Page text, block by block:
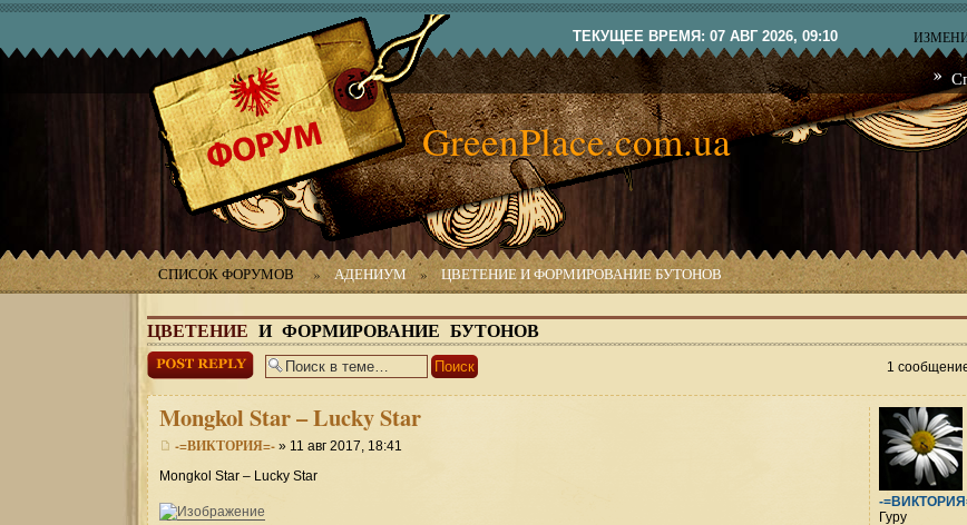
ТЕКУЩЕЕ ВРЕМЯ: 07 АВГ 2026, 09:10
GreenPlace.com.ua
СПИСОК ФОРУМОВ » АДЕНИУМ » ЦВЕТЕНИЕ И ФОРМИРОВАНИЕ БУТОНОВ
ЦВЕТЕНИЕ И ФОРМИРОВАНИЕ БУТОНОВ
Ответить 1
Mongkol Star – Lucky Star
-=ВИКТОРИЯ=- » 11 авг 2017, 18:41
Mongkol Star – Lucky Star
-
Гуру